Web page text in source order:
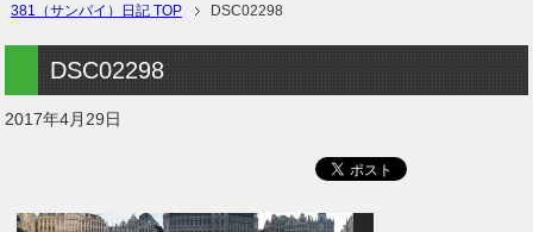
381（サンパイ）日記 TOP DSC02298
DSC02298
2017年4月29日